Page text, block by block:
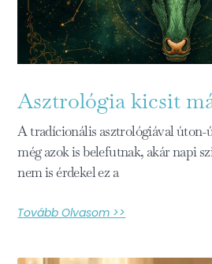
Asztrológia kicsit
A tradícionális asztrológiával
még azok is belefutnak, akár napi
nem is érdekel ez a
Tovább Olvasom >>